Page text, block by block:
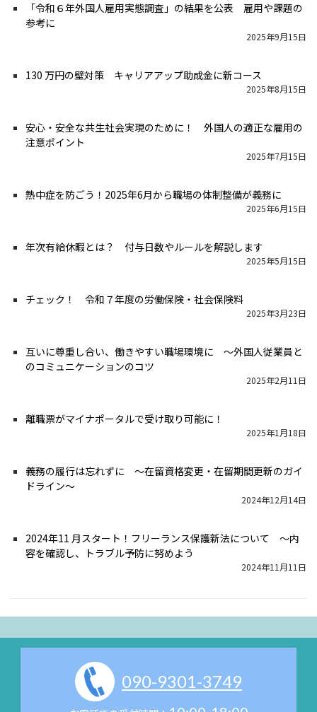
「令和６年外国⼈雇⽤実態調査」の結果を公表 雇用や課題の
参考に
2025年9月15日
130 万円の壁対策 キャリアアップ助成⾦に新コース
2025年8月15日
安心・安全な共生社会実現のために！ 外国⼈の適正な雇⽤の
注意ポイント
2025年7月15日
熱中症を防ごう！2025年6月から職場の体制整備が義務に
2025年6月15日
年次有給休暇とは？ 付与日数やルールを解説します
2025年5月15日
チェック！ 令和７年度の労働保険・社会保険料
2025年3月23日
互いに尊重し合い、働きやすい職場環境に 〜外国人従業員と
のコミュニケーションのコツ
2025年2月11日
離職票がマイナポータルで受け取り可能に！
2025年1月18日
義務の履行は忘れずに 〜在留資格変更・在留期間更新のガイ
ドライン〜
2024年12月14日
2024年11 ⽉スタート！フリーランス保護新法について 〜内
容を確認し、トラブル予防に努めよう
2024年11月11日
090-9301-3749